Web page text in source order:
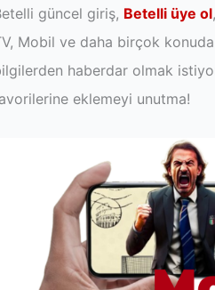
güncel giriş, Betelli üye ol
Mobil ve daha birçok
haberdar olmak
eklemeyi unutma!